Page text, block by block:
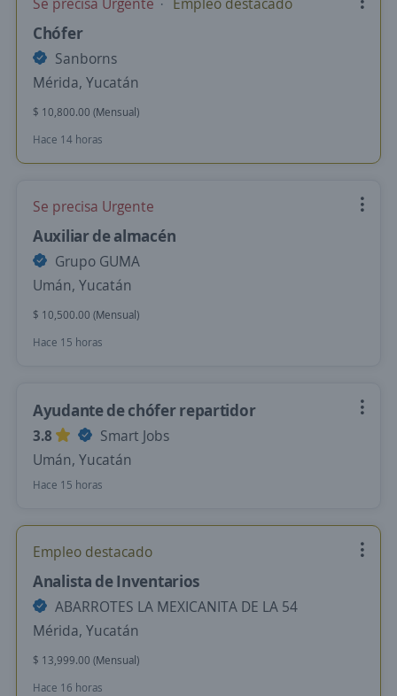
Chófer
Sanborns
Mérida, Yucatán
$ 10,800.00 (Mensual)
Hace 14 horas
Se precisa Urgente
Auxiliar de almacén
Grupo GUMA
Umán, Yucatán
$ 10,500.00 (Mensual)
Hace 15 horas
Ayudante de chófer repartidor
3.8
Smart Jobs
Umán, Yucatán
Hace 15 horas
Empleo destacado
Analista de Inventarios
ABARROTES LA MEXICANITA DE LA 54
Mérida, Yucatán
$ 13,999.00 (Mensual)
Hace 16 horas